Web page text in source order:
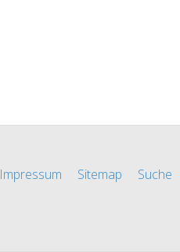
Impressum
Sitemap Suche